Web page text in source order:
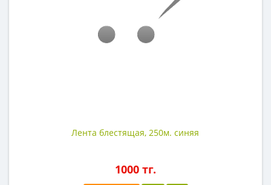
Лента блестящая, 250м. синяя
1000 тг.